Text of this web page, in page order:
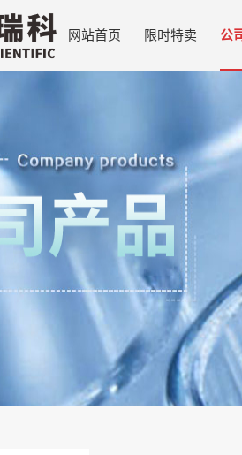
网站首页 限时特卖 公